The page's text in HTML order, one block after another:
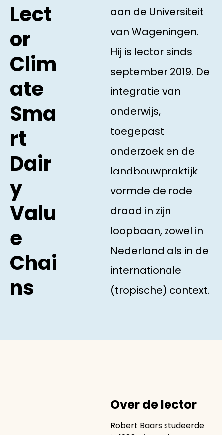
Lect
or
Clim
ate
Sma
rt
Dair
y
Valu
e
Chai
ns
aan de Universiteit
van Wageningen.
Hij is lector sinds
september 2019. De
integratie van
onderwijs,
toegepast
onderzoek en de
landbouwpraktijk
vormde de rode
draad in zijn
loopbaan, zowel in
Nederland als in de
internationale
(tropische) context.
Over de lector
Robert Baars studeerde